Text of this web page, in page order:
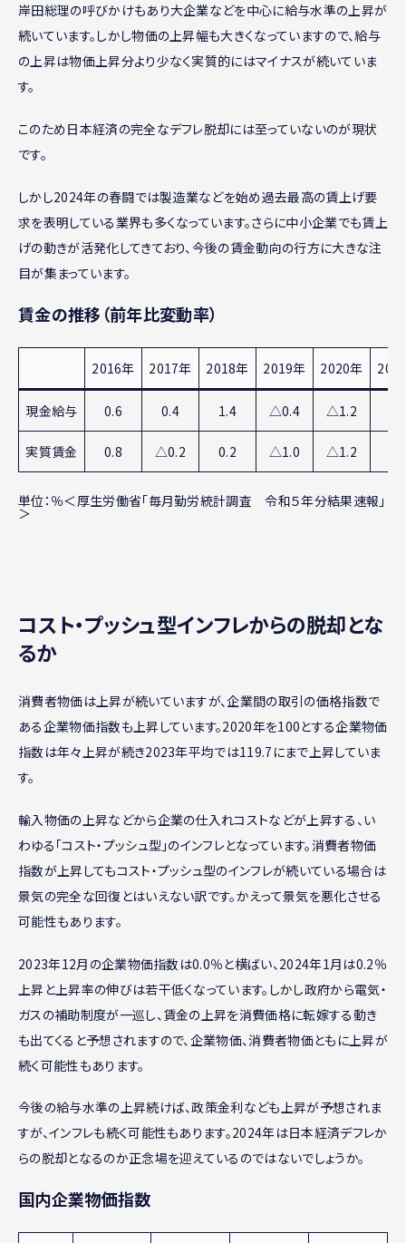
岸田総理の呼びかけもあり大企業などを中心に給与水準の上昇が
続いています。しかし物価の上昇幅も大きくなっていますので、給与
の上昇は物価上昇分より少なく実質的にはマイナスが続いていま
す。
このため日本経済の完全なデフレ脱却には至っていないのが現状
です。
しかし2024年の春闘では製造業などを始め過去最高の賃上げ要
求を表明している業界も多くなっています。さらに中小企業でも賃上
げの動きが活発化してきており、今後の賃金動向の行方に大きな注
目が集まっています。
賃金の推移（前年比変動率）
2016年 2017年 2018年 2019年 2020年
現金給与 0.6 0.4 1.4 △0.4 △1.2
実質賃金 0.8 △0.2 0.2 △1.0 △1.2
単位：％＜厚生労働省「毎月勤労統計調査 令和５年分結果速報」
＞
コスト・プッシュ型インフレからの脱却とな
るか
消費者物価は上昇が続いていますが、企業間の取引の価格指数で
ある企業物価指数も上昇しています。2020年を100とする企業物価
指数は年々上昇が続き2023年平均では119.7にまで上昇していま
す。
輸入物価の上昇などから企業の仕入れコストなどが上昇する、い
わゆる「コスト・プッシュ型」のインフレとなっています。消費者物価
指数が上昇してもコスト・プッシュ型のインフレが続いている場合は
景気の完全な回復とはいえない訳です。かえって景気を悪化させる
可能性もあります。
2023年12月の企業物価指数は0.0％と横ばい、2024年1月は0.2％
上昇と上昇率の伸びは若干低くなっています。しかし政府から電気・
ガスの補助制度が一巡し、賃金の上昇を消費価格に転嫁する動き
も出てくると予想されますので、企業物価、消費者物価ともに上昇が
続く可能性もあります。
今後の給与水準の上昇続けば、政策金利なども上昇が予想されま
すが、インフレも続く可能性もあります。2024年は日本経済デフレか
らの脱却となるのか正念場を迎えているのではないでしょうか。
国内企業物価指数